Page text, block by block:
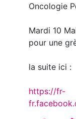
Oncologie
Mardi 10
pour une
la suite ici :
https://fr-